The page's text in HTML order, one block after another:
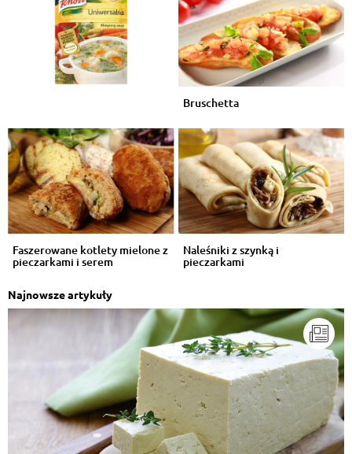
Bruschetta
Faszerowane kotlety mielone z
pieczarkami i serem
Naleśniki z szynką i
pieczarkami
Najnowsze artykuły